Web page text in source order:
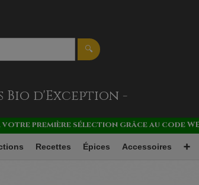
🔍
Bio d'Exception -
première sélection grâce au code
Recettes Épices Accessoires ➕